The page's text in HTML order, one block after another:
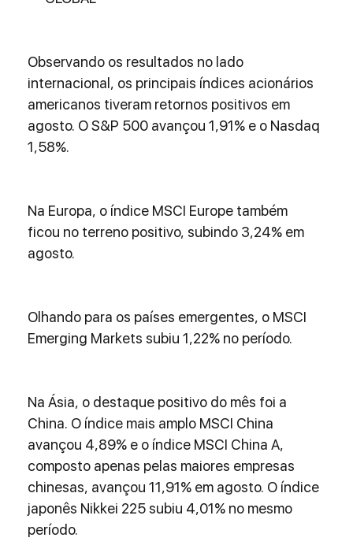
Observando os resultados no lado
internacional, os principais índices acionários
americanos tiveram retornos positivos em
agosto. O S&P 500 avançou 1,91% e o Nasdaq
1,58%.
Na Europa, o índice MSCI Europe também
ficou no terreno positivo, subindo 3,24% em
agosto.
Olhando para os países emergentes, o MSCI
Emerging Markets subiu 1,22% no período.
Na Ásia, o destaque positivo do mês foi a
China. O índice mais amplo MSCI China
avançou 4,89% e o índice MSCI China A,
composto apenas pelas maiores empresas
chinesas, avançou 11,91% em agosto. O índice
japonês Nikkei 225 subiu 4,01% no mesmo
período.